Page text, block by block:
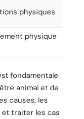
physiques
physique
fondamentale
animal et de
causes, les
traiter les cas